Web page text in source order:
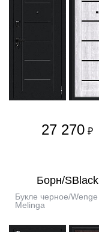
27 270 ₽
Борн/SBlack
Букле черное/Wenge
Melinga